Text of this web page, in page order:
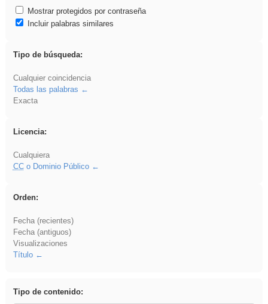
Mostrar protegidos por contraseña
Incluir palabras similares
Tipo de búsqueda:
Cualquier coincidencia
Todas las palabras
Exacta
Licencia:
Cualquiera
CCo Dominio Público
Orden:
Fecha (recientes)
Fecha (antiguos)
Visualizaciones
Título
Tipo de contenido: